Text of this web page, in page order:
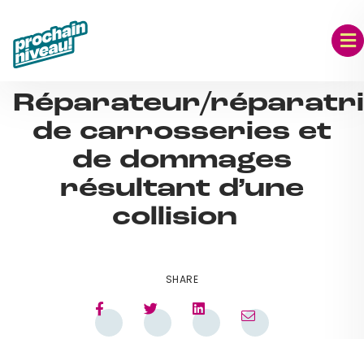
content
Réparateur/
de carrosseries et
de dommages
résultant d’une
collision
SHARE